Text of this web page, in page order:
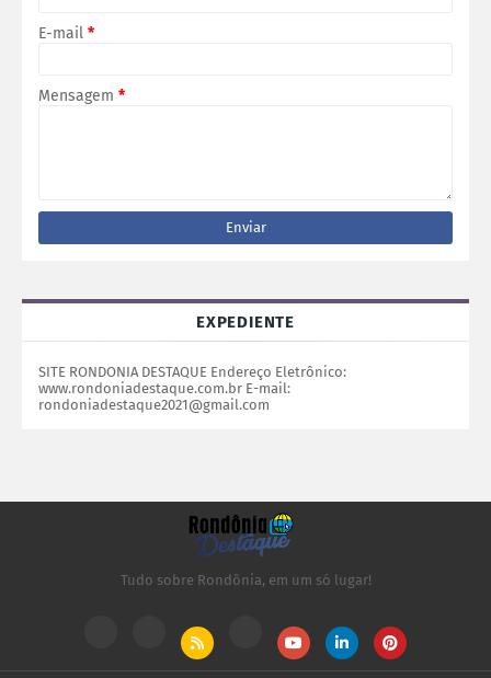
E-mail *
Mensagem *
EXPEDIENTE
SITE RONDONIA DESTAQUE Endereço Eletrônico:
www.rondoniadestaque.com.br E-mail:
rondoniadestaque2021@gmail.com
Tudo sobre Rondônia, em um só lugar!